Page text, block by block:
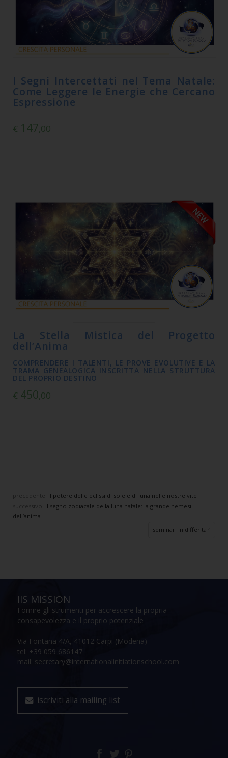
I Segni Intercettati nel Tema Natale:
Come Leggere le Energie che Cercano
Espressione
€ 147,00
La Stella Mistica del Progetto
dell’Anima
COMPRENDERE I TALENTI, LE PROVE EVOLUTIVE E LA
TRAMA GENEALOGICA INSCRITTA NELLA STRUTTURA
DEL PROPRIO DESTINO
€ 450,00
precedente: il potere delle eclissi di sole e di luna nelle nostre vite
il segno zodiacale della luna natale: la grande nemesi
dell’anima
seminari in differita
IIS MISSION
Fornire gli strumenti per accrescere la propria
consapevolezza e il proprio potenziale
Via Fontana 4/A, 41012 Carpi (Modena)
tel: +39 059 686147
mail: secretary@internationalinitiationschool.com
iscriviti alla mailing list